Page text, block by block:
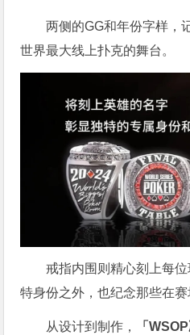
两侧的GG和年份字样，
世界最大线上扑克的舞台。
戒指内围则精心刻上每
特身份之外，也纪念那些在赛
从设计到制作， 「